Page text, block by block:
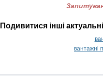
Подивитися інші
вантажні